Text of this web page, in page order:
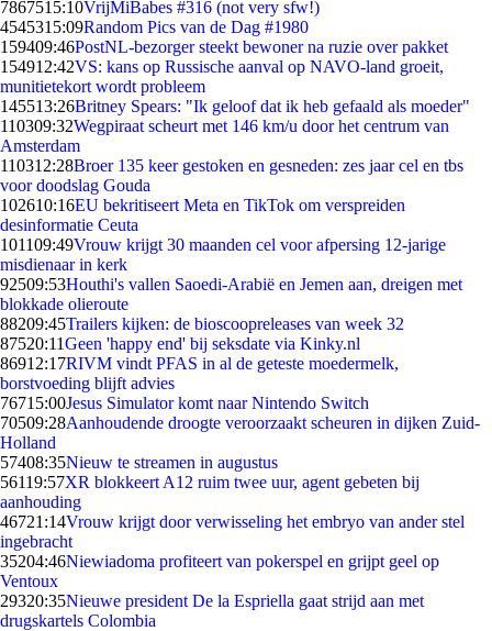
7867515:10VrijMiBabes #316 (not very sfw!)
4545315:09Random Pics van de Dag #1980
159409:46PostNL-bezorger steekt bewoner na ruzie over pakket
154912:42VS: kans op Russische aanval op NAVO-land groeit,
munitietekort wordt probleem
145513:26Britney Spears: "Ik geloof dat ik heb gefaald als moeder"
110309:32Wegpiraat scheurt met 146 km/u door het centrum van
Amsterdam
110312:28Broer 135 keer gestoken en gesneden: zes jaar cel en tbs
voor doodslag Gouda
102610:16EU bekritiseert Meta en TikTok om verspreiden
desinformatie Ceuta
101109:49Vrouw krijgt 30 maanden cel voor afpersing 12-jarige
misdienaar in kerk
92509:53Houthi's vallen Saoedi-Arabië en Jemen aan, dreigen met
blokkade olieroute
88209:45Trailers kijken: de bioscoopreleases van week 32
87520:11Geen 'happy end' bij seksdate via Kinky.nl
86912:17RIVM vindt PFAS in al de geteste moedermelk,
borstvoeding blijft advies
76715:00Jesus Simulator komt naar Nintendo Switch
70509:28Aanhoudende droogte veroorzaakt scheuren in dijken Zuid-
Holland
57408:35Nieuw te streamen in augustus
56119:57XR blokkeert A12 ruim twee uur, agent gebeten bij
aanhouding
46721:14Vrouw krijgt door verwisseling het embryo van ander stel
ingebracht
35204:46Niewiadoma profiteert van pokerspel en grijpt geel op
Ventoux
29320:35Nieuwe president De la Espriella gaat strijd aan met
drugskartels Colombia